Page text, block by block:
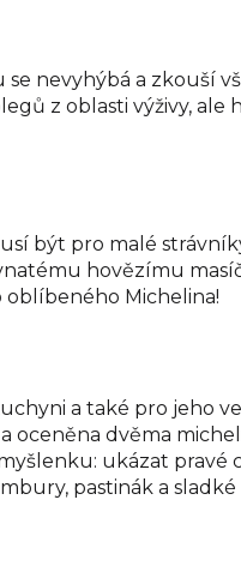
nevyhýbá a zkouší
z oblasti výživy, ale
být pro malé
hovězímu
oblíbeného Michelina!
a také pro jeho
oceněna dvěma
ukázat pravé
pastinák a